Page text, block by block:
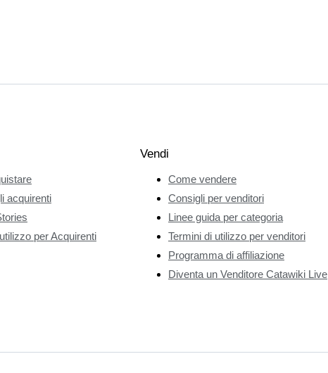
acquirenti
per Acquirenti
Vendi
Come vendere
Consigli per venditori
Linee guida per categoria
Termini di utilizzo per venditori
Programma di affiliazione
Diventa un Venditore Catawiki Live